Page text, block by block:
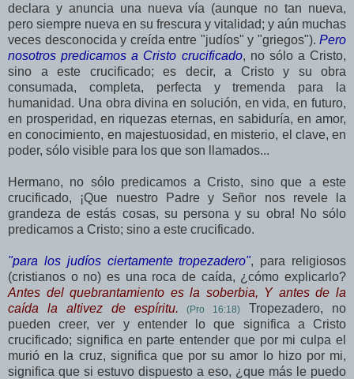
declara y anuncia una nueva vía (aunque no tan nueva,
pero siempre nueva en su frescura y vitalidad; y aún muchas
veces desconocida y creída entre "judíos" y "griegos"). Pero
nosotros predicamos a Cristo crucificado, no sólo a Cristo,
sino a este crucificado; es decir, a Cristo y su obra
consumada, completa, perfecta y tremenda para la
humanidad. Una obra divina en solución, en vida, en futuro,
en prosperidad, en riquezas eternas, en sabiduría, en amor,
en conocimiento, en majestuosidad, en misterio, el clave, en
poder, sólo visible para los que son llamados...
Hermano, no sólo predicamos a Cristo, sino que a este
crucificado, ¡Que nuestro Padre y Señor nos revele la
grandeza de estás cosas, su persona y su obra! No sólo
predicamos a Cristo; sino a este crucificado.
"para los judíos ciertamente tropezadero", para religiosos
(cristianos o no) es una roca de caída, ¿cómo explicarlo?
Antes del quebrantamiento es la soberbia, Y antes de la
caída la altivez de espíritu.(Pro 16:18)
Tropezadero, no
pueden creer, ver y entender lo que significa a Cristo
crucificado; significa en parte entender que por mi culpa el
murió en la cruz, significa que por su amor lo hizo por mi,
significa que si estuvo dispuesto a eso, ¿que más le puedo